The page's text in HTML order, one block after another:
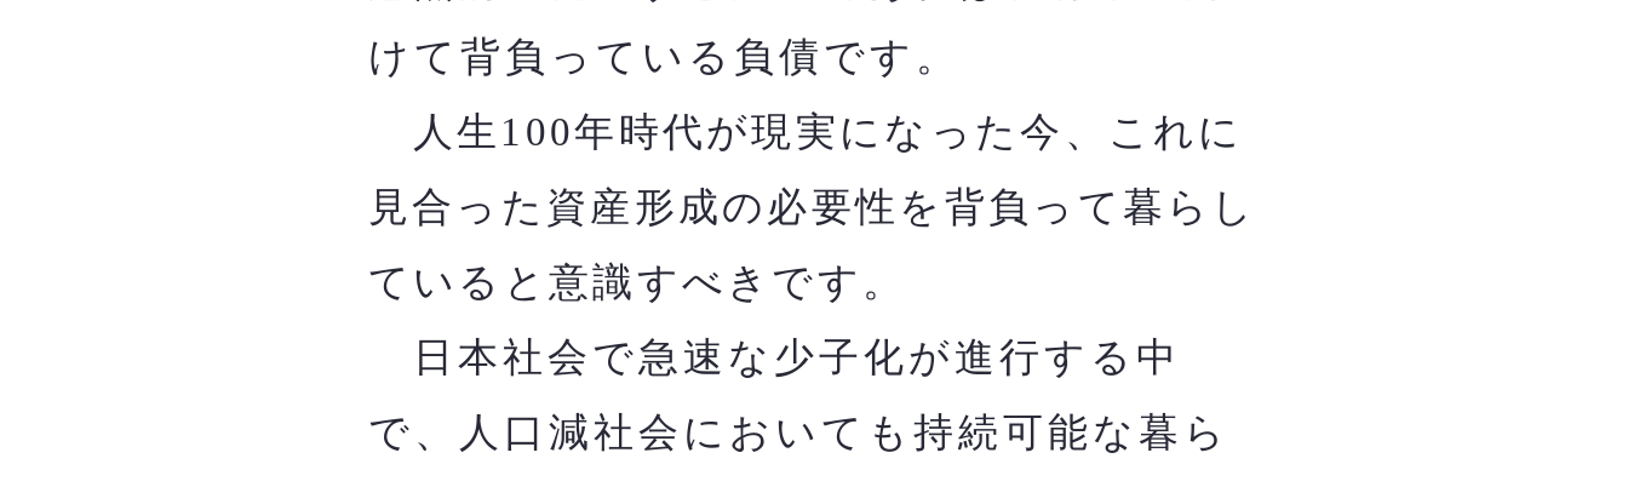
けて背負っている負債です。
人生100年時代が現実になった今、これに
見合った資産形成の必要性を背負って暮らし
ていると意識すべきです。
日本社会で急速な少子化が進行する中
で、人口減社会においても持続可能な暮ら